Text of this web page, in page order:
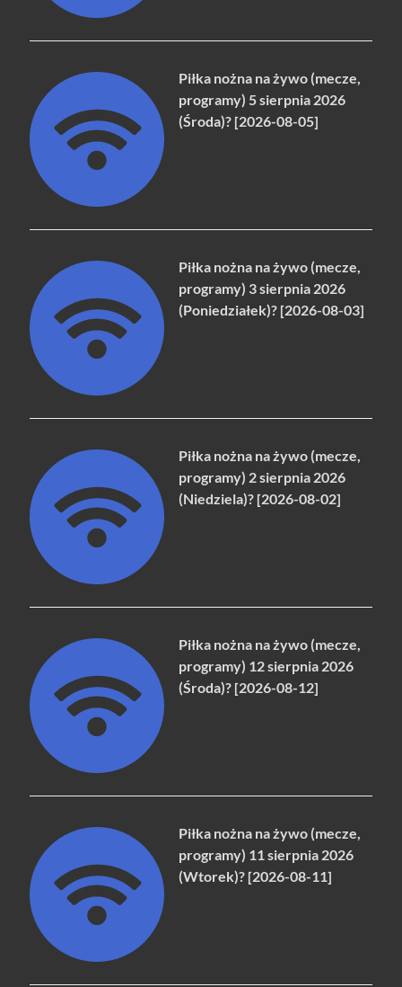
Piłka nożna na żywo (mecze,
programy) 5 sierpnia 2026
(Środa)? [2026-08-05]
Piłka nożna na żywo (mecze,
programy) 3 sierpnia 2026
(Poniedziałek)? [2026-08-03]
Piłka nożna na żywo (mecze,
programy) 2 sierpnia 2026
(Niedziela)? [2026-08-02]
Piłka nożna na żywo (mecze,
programy) 12 sierpnia 2026
(Środa)? [2026-08-12]
Piłka nożna na żywo (mecze,
programy) 11 sierpnia 2026
(Wtorek)? [2026-08-11]